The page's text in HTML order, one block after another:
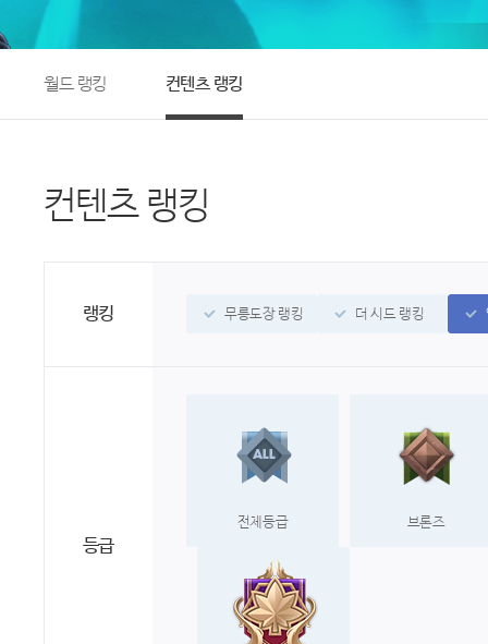
월드 랭킹 컨텐츠 랭킹
컨텐츠 랭킹
랭킹 무릉도장 랭킹 더 시드 랭킹
등급
전체등급 브론즈